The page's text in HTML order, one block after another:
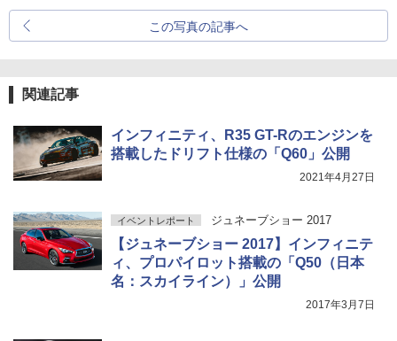
この写真の記事へ
関連記事
インフィニティ、R35 GT-Rのエンジンを
搭載したドリフト仕様の「Q60」公開
2021年4月27日
イベントレポート ジュネーブショー 2017
【ジュネーブショー 2017】インフィニテ
ィ、プロパイロット搭載の「Q50（日本
名：スカイライン）」公開
2017年3月7日